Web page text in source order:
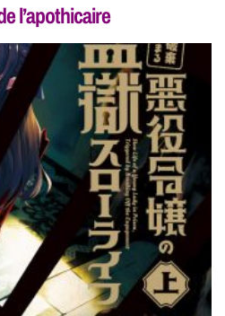
l’apothicaire